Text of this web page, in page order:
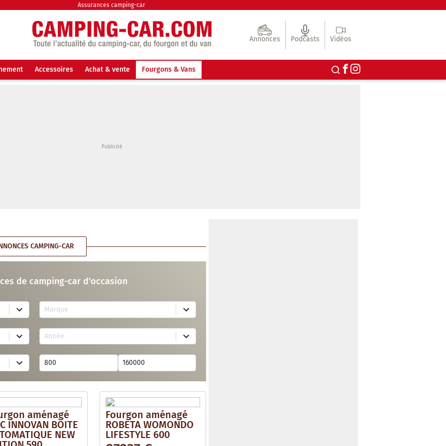
Assurances camping-car
Annonces Podcasts Vidéos
Accessoires Achat & vente Fourgons & Vans
CAMPING-CAR
de camping-car d’occasion
Marque
7
r
t
a
i
a
b
l
e
Année
1
r
e
t
s
a
v
a
i
l
a
b
aménagé
INNOVAN BOITE
NEW
Fourgon aménagé
ROBETA WOMONDO
LIFESTYLE 600